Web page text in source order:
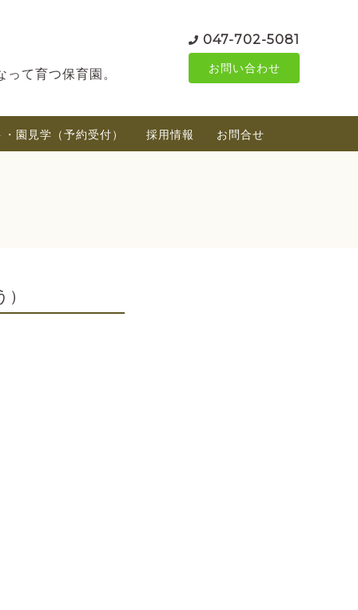
て育つ保育園。
047-702-5081
お問い合わせ
園見学（予約受付） 採用情報 お問合せ